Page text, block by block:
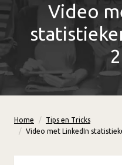
Video
Home
Tips en Tricks
Video met LinkedIn